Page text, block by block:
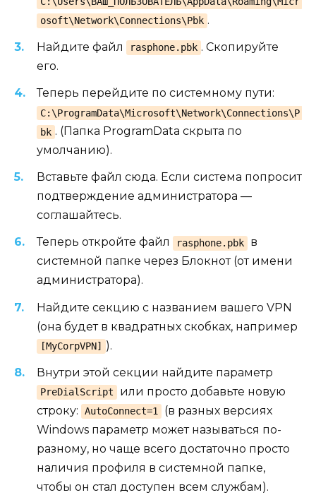
osoft\Network\Connections\Pbk .
Найдите файл rasphone.pbk . Скопируйте
его.
Теперь перейдите по системному пути:
C:\ProgramData\Microsoft\Network\Connections\P
bk . (Папка ProgramData скрыта по
умолчанию).
Вставьте файл сюда. Если система попросит
подтверждение администратора —
соглашайтесь.
Теперь откройте файл rasphone.pbk
в
системной папке через Блокнот (от имени
администратора).
Найдите секцию с названием вашего VPN
(она будет в квадратных скобках, например
[MyCorpVPN] ).
Внутри этой секции найдите параметр
PreDialScript
или просто добавьте новую
строку:
AutoConnect=1
(в разных версиях
Windows параметр может называться по-
разному, но чаще всего достаточно просто
наличия профиля в системной папке,
чтобы он стал доступен всем службам).